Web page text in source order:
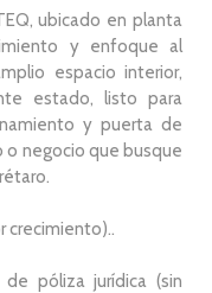
ubicado en planta
y enfoque al
espacio interior,
estado, listo para
y puerta de
o negocio que busque
crecimiento)..
póliza jurídica (sin